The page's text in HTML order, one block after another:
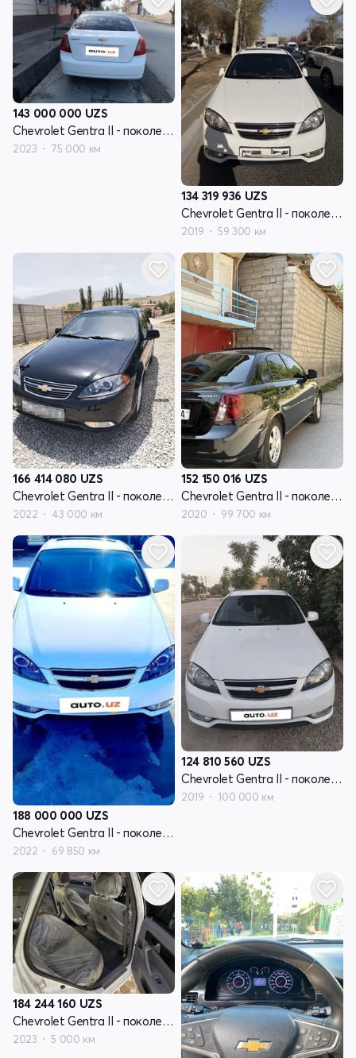
143 000 000 UZS
Chevrolet Gentra II - поколение
2023 75 000 км
134 319 936 UZS
Chevrolet Gentra II - поколение
2019 59 300 км
166 414 080 UZS
Chevrolet Gentra II - поколение
2022 43 000 км
152 150 016 UZS
Chevrolet Gentra II - поколение
2020 99 700 км
188 000 000 UZS
Chevrolet Gentra II - поколение
2022 69 850 км
124 810 560 UZS
Chevrolet Gentra II - поколение
2019 100 000 км
184 244 160 UZS
Chevrolet Gentra II - поколение
2023 5 000 км